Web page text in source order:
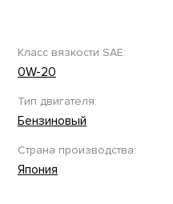
Класс вязкости SAE:
0W-20
Тип двигателя:
Бензиновый
Страна производства:
Япония